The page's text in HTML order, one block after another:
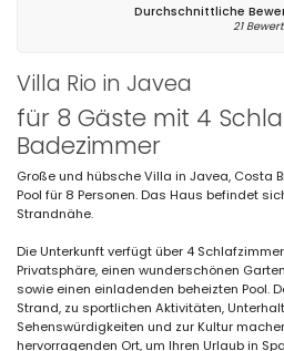
Villa Rio in Javea
für 8 Gäste mit 4
Badezimmer
Große und hübsche Villa in Javea, Costa
Pool für 8 Personen. Das Haus befindet
Strandnähe.
Die Unterkunft verfügt über 4
Privatsphäre, einen wunderschönen
sowie einen einladenden beheizten Pool.
Strand, zu sportlichen Aktivitäten,
Sehenswürdigkeiten und zur Kultur
hervorragenden Ort, um Ihren Urlaub in
Durchschnittliche
21